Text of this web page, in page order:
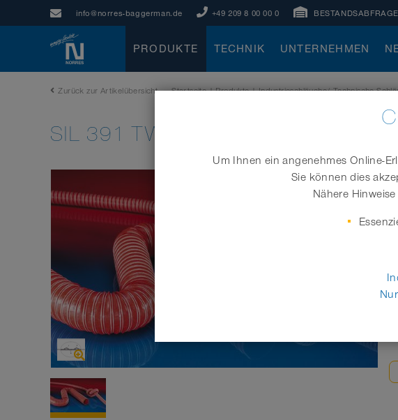
info@norres-baggerman.de +49 209 8 00 00 0 BESTANDSABFRAGE
PRODUKTE TECHNIK UNTERNEHMEN
Zurück zur Artikelübersicht Startseite | Produkte | Industrieschläuche/ Technische
SIL 391 TWO
Um Ihnen ein angenehmes Online-
Sie können dies
Nähere